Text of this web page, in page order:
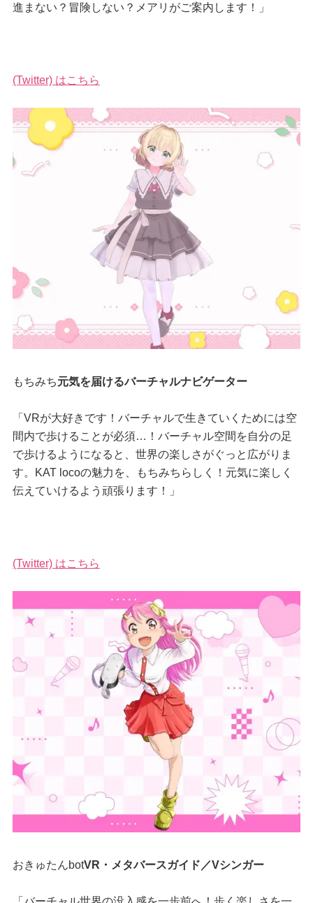
進まない？冒険しない？メアリがご案内します！」
(Twitter) はこちら
もちみち元気を届けるバーチャルナビゲーター
「VRが大好きです！バーチャルで生きていくためには空
間内で歩けることが必須…！バーチャル空間を自分の足
で歩けるようになると、世界の楽しさがぐっと広がりま
す。KAT locoの魅力を、もちみちらしく！元気に楽しく
伝えていけるよう頑張ります！」
(Twitter) はこちら
おきゅたんbotVR・メタバースガイド／Vシンガー